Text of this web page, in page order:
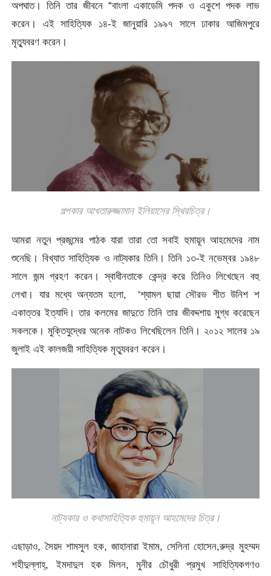
অপঘাত। তিনি তার জীবনে “বাংলা একাডেমি পদক ও একুশে পদক লাভ
করেন। এই সাহিত্যিক ১৪-ই জানুয়ারি ১৯৯৭ সালে ঢাকার আজিমপুরে
মৃত্যুবরণ করেন।
গল্পকার আখতারুজ্জামান ইলিয়াসের স্থিরচিত্র।
আমরা নতুন প্রজন্মের পাঠক যারা তারা তো সবাই হুমায়ূন আহমেদের নাম
শুনেছি। বিখ্যাত সাহিত্যিক ও নাট্যকার তিনি। তিনি ১৩-ই নভেম্বর ১৯৪৮
সালে জন্ম গ্রহণ করেন। স্বাধীনতাকে কেন্দ্র করে তিনিও লিখেছেন বহু
লেখা। যার মধ্যে অন্যতম হলো, ‘শ্যামল ছায়া সৌরভ শীত উনিশ শ
একাত্তর ইত্যাদি। তার কলমের জাদুতে তিনি তার জীবদ্দশায় মুগ্ধ করেছেন
সকলকে। মুক্তিযুদ্ধের অনেক নাটকও লিখেছিলেন তিনি। ২০১২ সালের ১৯
জুলাই এই কালজয়ী সাহিত্যিক মৃত্যুবরণ করেন।
নাট্যকার ও কথাসাহিত্যিক হুমায়ূন আহমেদের চিত্র।
এছাড়াও, সৈয়দ শামসুল হক, জাহানারা ইমাম, সেলিনা হোসেন,রুদ্র মুহম্মদ
শহীদুল্লাহ্, ইমদাদুল হক মিলন, মুনীর চৌধুরী প্রমুখ সাহিত্যিকগণও